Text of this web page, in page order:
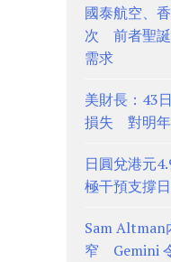
國泰航空、
次 前者聖誕
需求
美財長：43
損失 對明年
日圓兌港元
極干預支撐
Sam Altman
窄 Gemini